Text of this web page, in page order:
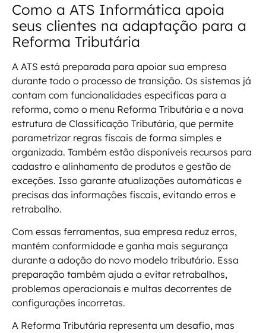
Como a ATS Informática apoia
seus clientes na adaptação para a
Reforma Tributária
A ATS está preparada para apoiar sua empresa
durante todo o processo de transição. Os sistemas já
contam com funcionalidades específicas para a
reforma, como o menu Reforma Tributária e a nova
estrutura de Classificação Tributária, que permite
parametrizar regras fiscais de forma simples e
organizada. Também estão disponíveis recursos para
cadastro e alinhamento de produtos e gestão de
exceções. Isso garante atualizações automáticas e
precisas das informações fiscais, evitando erros e
retrabalho.
Com essas ferramentas, sua empresa reduz erros,
mantém conformidade e ganha mais segurança
durante a adoção do novo modelo tributário. Essa
preparação também ajuda a evitar retrabalhos,
problemas operacionais e multas decorrentes de
configurações incorretas.
A Reforma Tributária representa um desafio, mas